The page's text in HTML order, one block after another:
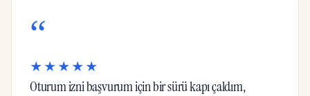
“
★★★★★
Oturum izni başvurum için bir sürü kapı çaldım,